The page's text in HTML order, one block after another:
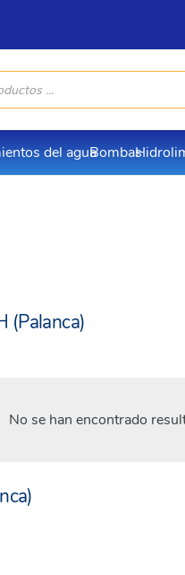
del aguaBombas
(Palanca)
No se han encontrado